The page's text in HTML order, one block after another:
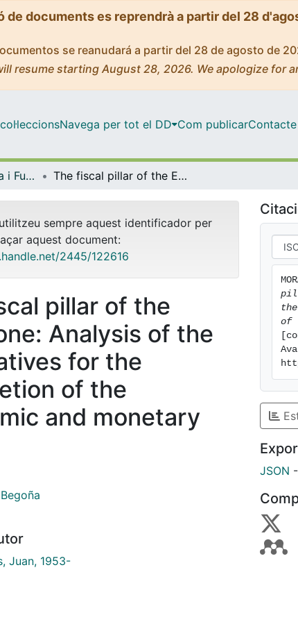
documents es reprendrà a partir del 28
se reanudará a partir del 28 de agosto de
resume starting August 28, 2026. We apologize for
Navega per tot el DD Com publicarContacte
Màster - Diplomàcia i Funció Pública Internacional The fiscal pillar of the Eurozone: Analysis of the alternatives for the completion of the economic and monetary union
sempre aquest identificador per
aquest document:
2445/122616
pillar of the
Analysis of the
for the
of the
and monetary
Juan, 1953-
of
JSON -